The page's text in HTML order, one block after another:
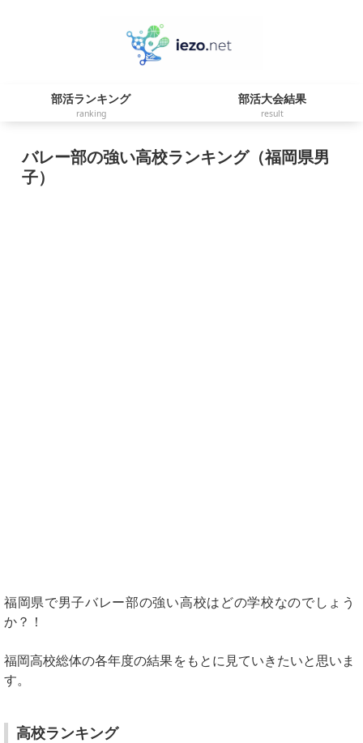
部活ランキング
ranking
部活大会結果
result
バレー部の強い高校ランキング（福岡県男
子）
福岡県で男子バレー部の強い高校はどの学校なのでしょう
か？！
福岡高校総体の各年度の結果をもとに見ていきたいと思いま
す。
高校ランキング